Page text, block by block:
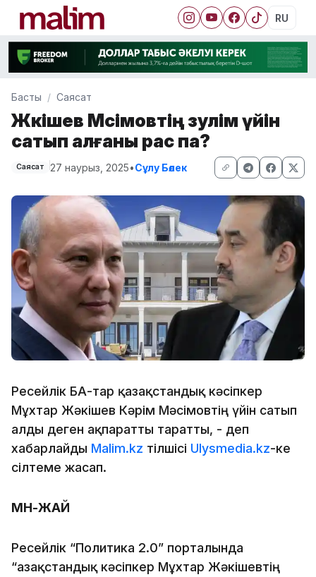
RU
Басты Саясат
Жәкішев Мәсімовтің зәулім үйін
сатып алғаны рас па?
Саясат 27 наурыз, 2025•Сұлу Бөлек
Ресейлік БАҚ-тар қазақстандық кәсіпкер
Мұхтар Жәкішев Кәрім Мәсімовтің үйін сатып
алды деген ақпаратты таратты, - деп
хабарлайды Malim.kz тілшісі Ulysmedia.kz-ке
сілтеме жасап.
МӘН-ЖАЙ
Ресейлік “Политика 2.0” порталында
“Қазақстандық кәсіпкер Мұхтар Жәкішевтің